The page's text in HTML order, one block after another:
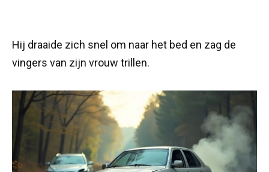
Hij draaide zich snel om naar het bed en zag de
vingers van zijn vrouw trillen.